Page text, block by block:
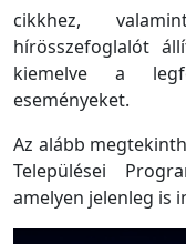
cikkhez,
hírösszefoglalót
kiemelve a
eseményeket.
Az alább
Települései
amelyen jelenleg is